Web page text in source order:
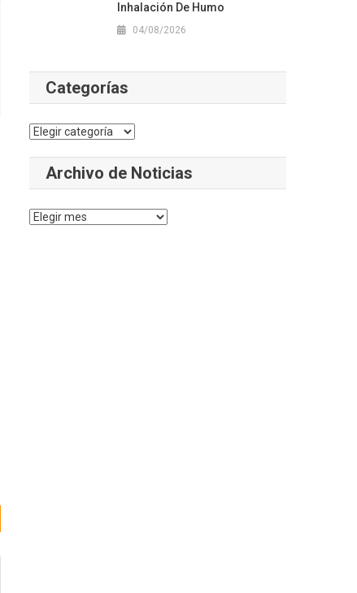
Inhalación De Humo
04/08/2026
Categorías
Categorías
Archivo de Noticias
Archivo